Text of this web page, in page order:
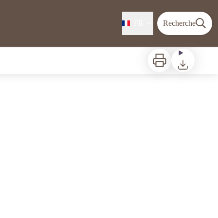
Recherche
Imprimer Télécharger